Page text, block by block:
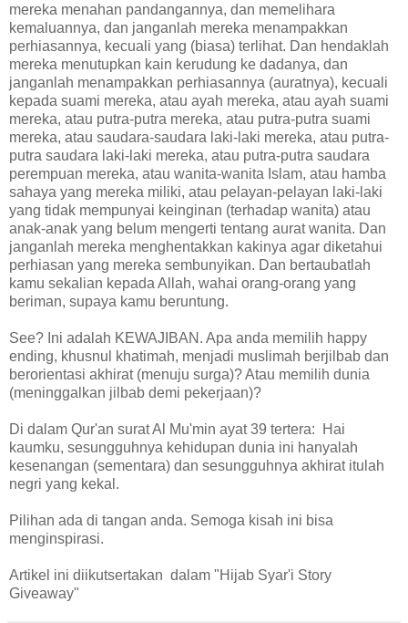
mereka menahan pandangannya, dan memelihara
kemaluannya, dan janganlah mereka menampakkan
perhiasannya, kecuali yang (biasa) terlihat. Dan hendaklah
mereka menutupkan kain kerudung ke dadanya, dan
janganlah menampakkan perhiasannya (auratnya), kecuali
kepada suami mereka, atau ayah mereka, atau ayah suami
mereka, atau putra-putra mereka, atau putra-putra suami
mereka, atau saudara-saudara laki-laki mereka, atau putra-
putra saudara laki-laki mereka, atau putra-putra saudara
perempuan mereka, atau wanita-wanita Islam, atau hamba
sahaya yang mereka miliki, atau pelayan-pelayan laki-laki
yang tidak mempunyai keinginan (terhadap wanita) atau
anak-anak yang belum mengerti tentang aurat wanita. Dan
janganlah mereka menghentakkan kakinya agar diketahui
perhiasan yang mereka sembunyikan. Dan bertaubatlah
kamu sekalian kepada Allah, wahai orang-orang yang
beriman, supaya kamu beruntung.
See? Ini adalah KEWAJIBAN. Apa anda memilih happy
ending, khusnul khatimah, menjadi muslimah berjilbab dan
berorientasi akhirat (menuju surga)? Atau memilih dunia
(meninggalkan jilbab demi pekerjaan)?
Di dalam Qur'an surat Al Mu'min ayat 39 tertera: Hai
kaumku, sesungguhnya kehidupan dunia ini hanyalah
kesenangan (sementara) dan sesungguhnya akhirat itulah
negri yang kekal.
Pilihan ada di tangan anda. Semoga kisah ini bisa
menginspirasi.
Artikel ini diikutsertakan dalam "Hijab Syar'i Story
Giveaway"